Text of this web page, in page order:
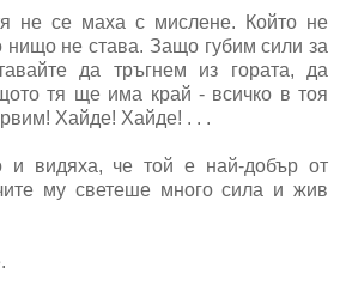
не се маха с мислене. Който не
не става. Защо губим сили за
да тръгнем из гората, да
тя ще има край - всичко в тоя
Хайде! Хайде! . . .
и видяха, че той е най-добър от
му светеше много сила и жив